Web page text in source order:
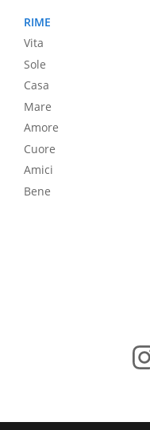
RIME
Vita
Sole
Casa
Mare
Amore
Cuore
Amici
Bene